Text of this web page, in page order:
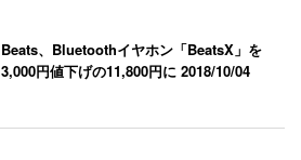
Beats、Bluetoothイヤホン「BeatsX」を
3,000円値下げの11,800円に2018/10/04